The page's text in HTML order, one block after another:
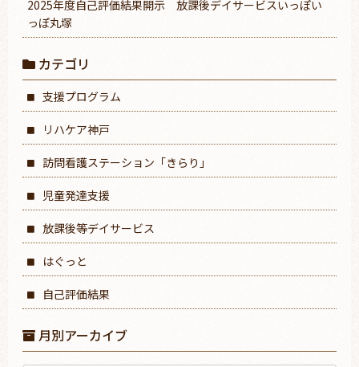
2025年度自己評価結果開示 放課後デイサービスいっぽい
っぽ丸塚
カテゴリ
支援プログラム
リハケア神戸
訪問看護ステーション「きらり」
児童発達支援
放課後等デイサービス
はぐっと
自己評価結果
月別アーカイブ